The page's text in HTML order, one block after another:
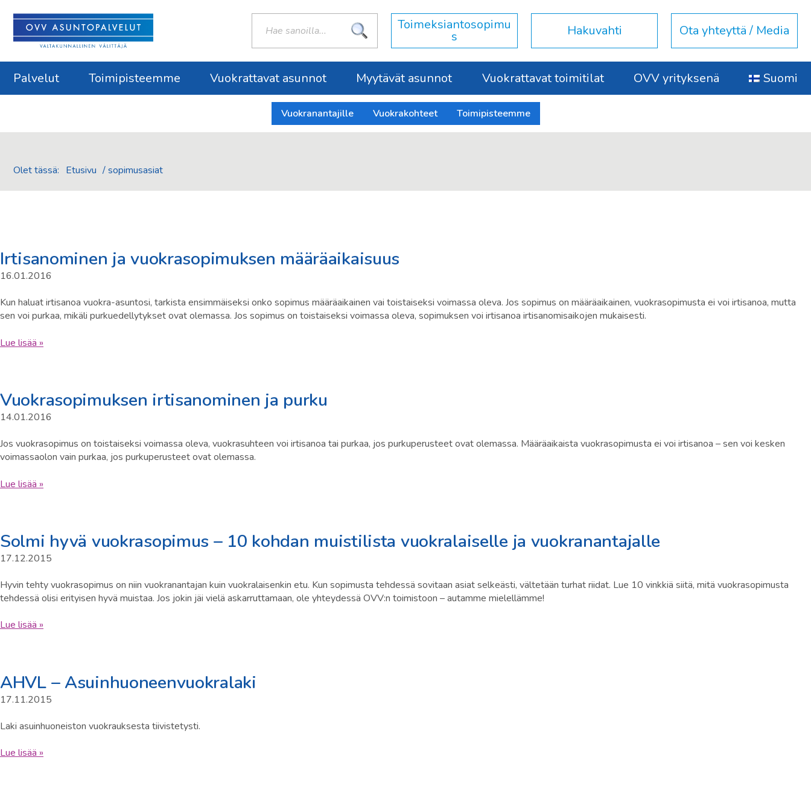
Toimeksiantosopimu
s Hakuvahti Ota yhteyttä / Media
Palvelut Toimipisteemme Vuokrattavat asunnot Myytävät asunnot Vuokrattavat toimitilat OVV yrityksenä Suomi
Vuokranantajille Vuokrakohteet Toimipisteemme
Olet tässä: Etusivu /sopimusasiat
Irtisanominen ja vuokrasopimuksen määräaikaisuus
16.01.2016
Kun haluat irtisanoa vuokra-asuntosi, tarkista ensimmäiseksi onko sopimus määräaikainen vai toistaiseksi voimassa oleva. Jos sopimus on määräaikainen, vuokrasopimusta ei voi irtisanoa, mutta
sen voi purkaa, mikäli purkuedellytykset ovat olemassa. Jos sopimus on toistaiseksi voimassa oleva, sopimuksen voi irtisanoa irtisanomisaikojen mukaisesti.
Lue lisää »
Vuokrasopimuksen irtisanominen ja purku
14.01.2016
Jos vuokrasopimus on toistaiseksi voimassa oleva, vuokrasuhteen voi irtisanoa tai purkaa, jos purkuperusteet ovat olemassa. Määräaikaista vuokrasopimusta ei voi irtisanoa – sen voi kesken
voimassaolon vain purkaa, jos purkuperusteet ovat olemassa.
Lue lisää »
Solmi hyvä vuokrasopimus – 10 kohdan muistilista vuokralaiselle ja vuokranantajalle
17.12.2015
Hyvin tehty vuokrasopimus on niin vuokranantajan kuin vuokralaisenkin etu. Kun sopimusta tehdessä sovitaan asiat selkeästi, vältetään turhat riidat. Lue 10 vinkkiä siitä, mitä vuokrasopimusta
tehdessä olisi erityisen hyvä muistaa. Jos jokin jäi vielä askarruttamaan, ole yhteydessä OVV:n toimistoon – autamme mielellämme!
Lue lisää »
AHVL – Asuinhuoneenvuokralaki
17.11.2015
Laki asuinhuoneiston vuokrauksesta tiivistetysti.
Lue lisää »